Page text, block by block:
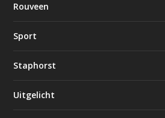
Rouveen
Sport
Staphorst
Uitgelicht